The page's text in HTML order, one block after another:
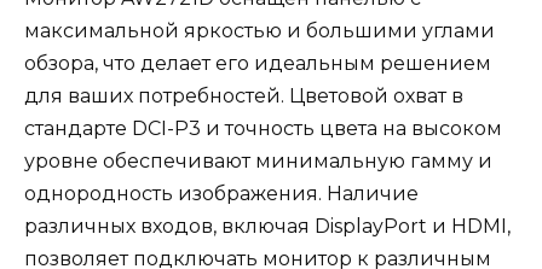
максимальной яркостью и большими углами
обзора, что делает его идеальным решением
для ваших потребностей. Цветовой охват в
стандарте DCI-P3 и точность цвета на высоком
уровне обеспечивают минимальную гамму и
однородность изображения. Наличие
различных входов, включая DisplayPort и HDMI,
позволяет подключать монитор к различным